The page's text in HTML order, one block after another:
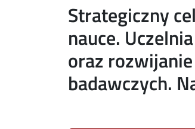
Strategiczny
nauce.
oraz
badawczych.
in new window
in new window
in new window